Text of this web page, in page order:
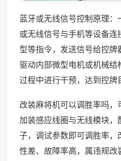
蓝牙或无线信号控制原理
或无线信号与手机等设备
型等指令，发送信号给控
驱动内部微型电机或机械
过程中进行干预，达到控牌
改装麻将机可以调胜率吗，
加装感应线圈与无线模块
子，调试参数即可调胜率
性差、故障率高，属违规改